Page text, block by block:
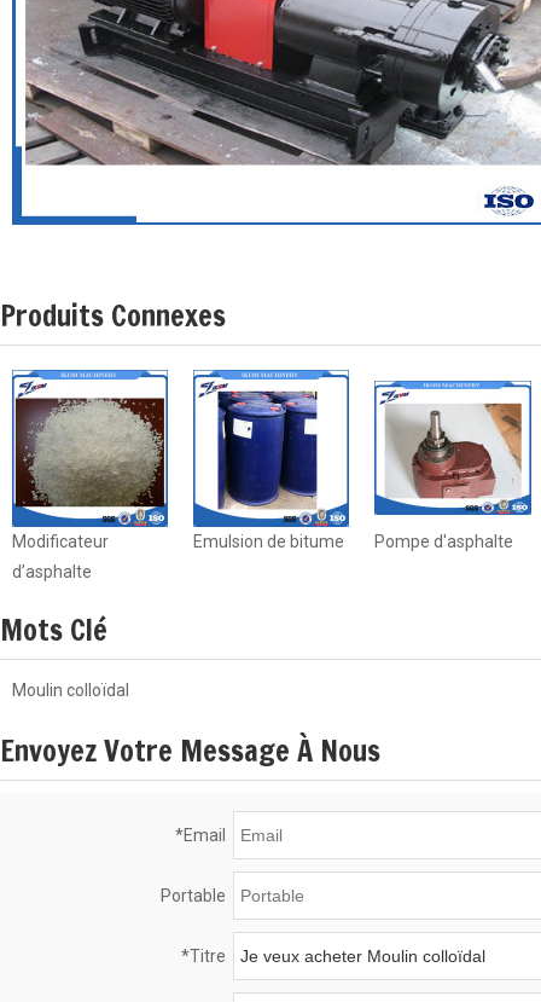
Produits Connexes
Modificateur
d’asphalte
Emulsion de bitume Pompe d'asphalte
Mots Clé
Moulin colloïdal
Envoyez Votre Message À Nous
*Email
Portable
*Titre